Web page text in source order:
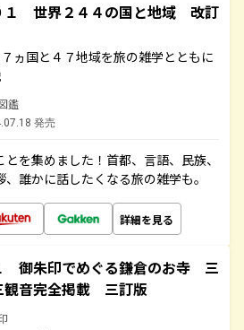
１ 世界２４４の国と地域 改訂
ヵ国と４７地域を旅の雑学とともに
鑑
発売
を集めました！首都、言語、民族、
誰かに話したくなる旅の雑学も。
詳細を見る
御朱印でめぐる鎌倉のお寺 三
観音完全掲載 三訂版